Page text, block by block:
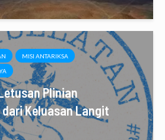
MISI ANTARIKSA
Plinian
dari Keluasan Langit